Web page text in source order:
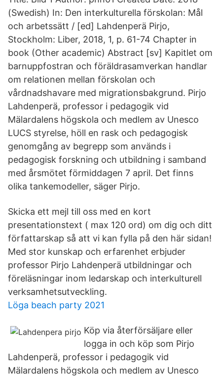
(Swedish) In: Den interkulturella förskolan: Mål
och arbetssätt / [ed] Lahdenperä Pirjo,
Stockholm: Liber, 2018, 1, p. 61-74 Chapter in
book (Other academic) Abstract [sv] Kapitlet om
barnuppfostran och föräldrasamverkan handlar
om relationen mellan förskolan och
vårdnadshavare med migrationsbakgrund. Pirjo
Lahdenperä, professor i pedagogik vid
Mälardalens högskola och medlem av Unesco
LUCS styrelse, höll en rask och pedagogisk
genomgång av begrepp som används i
pedagogisk forskning och utbildning i samband
med årsmötet förmiddagen 7 april. Det finns
olika tankemodeller, säger Pirjo.
Skicka ett mejl till oss med en kort
presentationstext ( max 120 ord) om dig och ditt
författarskap så att vi kan fylla på den här sidan!
Med stor kunskap och erfarenhet erbjuder
professor Pirjo Lahdenperä utbildningar och
föreläsningar inom ledarskap och interkulturell
verksamhetsutveckling.
Löga beach party 2021
Köp via återförsäljare eller
logga in och köp som Pirjo
Lahdenperä, professor i pedagogik vid
Mälardalens högskola och medlem av Unesco